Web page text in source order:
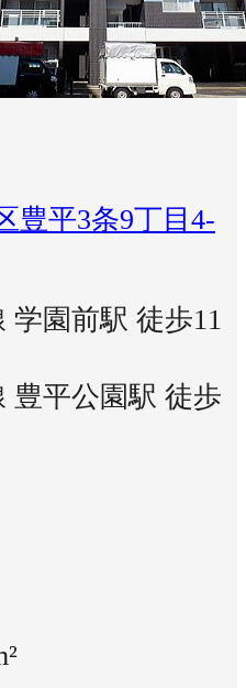
豊平3条9丁目4-
園前駅 徒歩11
豊平公園駅 徒歩